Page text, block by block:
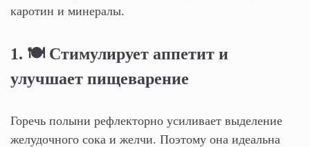
каротин и минералы.
1. 🍽️ Стимулирует аппетит и
улучшает пищеварение
Горечь полыни рефлекторно усиливает выделение
желудочного сока и желчи. Поэтому она идеальна